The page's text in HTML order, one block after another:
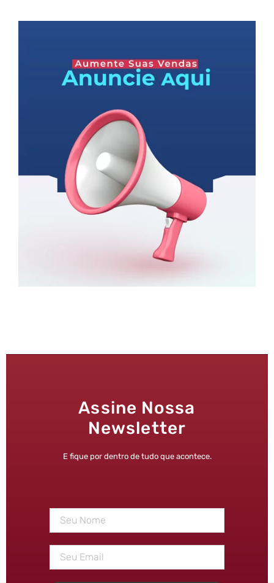
Assine Nossa
Newsletter
E fique por dentro de tudo que acontece.